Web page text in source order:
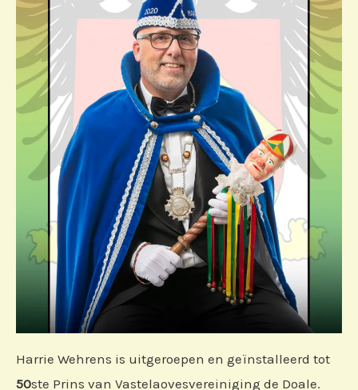
Harrie Wehrens is uitgeroepen en geïnstalleerd tot
50ste Prins van Vastelaovesvereiniging de Doale.